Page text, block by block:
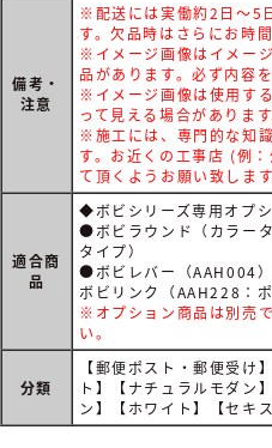
備考・
注意
※配送には実働約2日～5
す。欠品時はさらにお時
※イメージ画像はイメー
品があります。必ず内容
※イメージ画像は使用す
って見える場合があります
※施工には、専門的な知
す。お近くの工事店 (例
て頂くようお願い致します
適合商
品
◆ボビシリーズ専用オプ
●ボビラウンド（カラー
タイプ）
●ボビレバー（
ボビリンク（AAH228：
※オプション商品は別売
い。
分類
【郵便ポスト・郵便受け
ト】【ナチュラルモダン
ン】【ホワイト】【セキ